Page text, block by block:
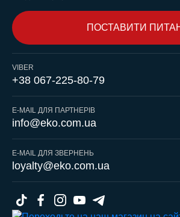
ПОСТАВИТИ
VIBER
+38 067-225-80-79
E-MAIL ДЛЯ ПАРТНЕРІВ
info@eko.com.ua
E-MAIL ДЛЯ ЗВЕРНЕНЬ
loyalty@eko.com.ua